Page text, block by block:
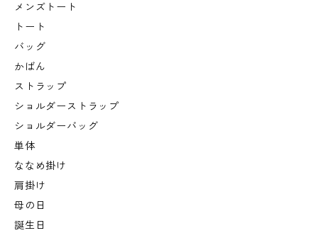
メンズトート
トート
バッグ
かばん
ストラップ
ショルダーストラップ
ショルダーバッグ
単体
ななめ掛け
肩掛け
母の日
誕生日